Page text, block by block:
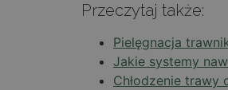
Przeczytaj także:
Pielęgnacja
Jakie systemy
Chłodzenie